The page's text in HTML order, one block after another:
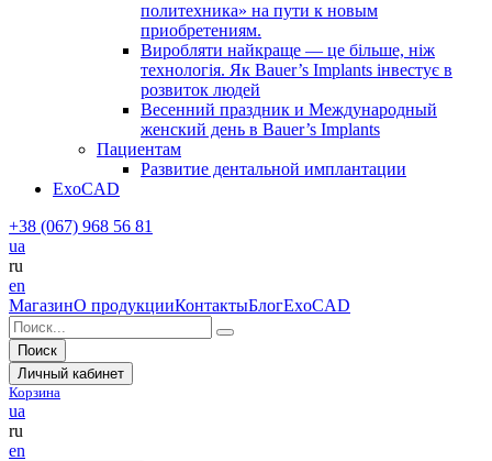
политехника» на пути к новым
приобретениям.
Виробляти найкраще — це більше, ніж
технологія. Як Bauer’s Implants інвестує в
розвиток людей
Весенний праздник и Международный
женский день в Bauer’s Implants
Пациентам
Развитие дентальной имплантации
ExoCAD
+38 (067) 968 56 81
ua
ru
en
МагазинО продукцииКонтактыБлогExoCAD
Поиск
Личный кабинет
Корзина
ua
ru
en